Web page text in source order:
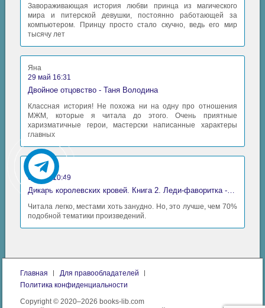
Завораживающая история любви принца из магического
мира и питерской девушки, постоянно работающей за
компьютером. Принцу просто стало скучно, ведь его мир
тысячу лет
Яна
29 май 16:31
Двойное отцовство - Таня Володина
Классная история! Не похожа ни на одну про отношения
МЖМ, которые я читала до этого. Очень приятные
харизматичные герои, мастерски написанные характеры
главных
Аида
06 май 10:49
Дикарь королевских кровей. Книга 2. Леди-фаворитка - Анна Сергеевна Гаврилова
Читала легко, местами хоть занудно. Но, это лучше, чем 70%
подобной тематики произведений.
Главная
Для правообладателей
Политика конфиденциальности
Copyright © 2020–2026 books-lib.com